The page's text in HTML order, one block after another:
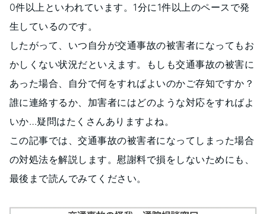
0件以上といわれています。1分に1件以上のペースで発
生しているのです。
したがって、いつ自分が交通事故の被害者になってもお
かしくない状況だといえます。もしも交通事故の被害に
あった場合、自分で何をすればよいのかご存知ですか？
誰に連絡するか、加害者にはどのような対応をすればよ
いか…疑問はたくさんありますよね。
この記事では、交通事故の被害者になってしまった場合
の対処法を解説します。慰謝料で損をしないためにも、
最後まで読んでみてください。